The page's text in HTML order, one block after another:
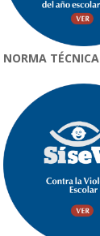
NORMA TÉCNICA